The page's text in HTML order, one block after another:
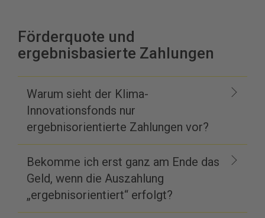
Förderquote und
ergebnisbasierte Zahlungen
Warum sieht der Klima-
Innovationsfonds nur
ergebnisorientierte Zahlungen vor?
Bekomme ich erst ganz am Ende das
Geld, wenn die Auszahlung
„ergebnisorientiert“ erfolgt?